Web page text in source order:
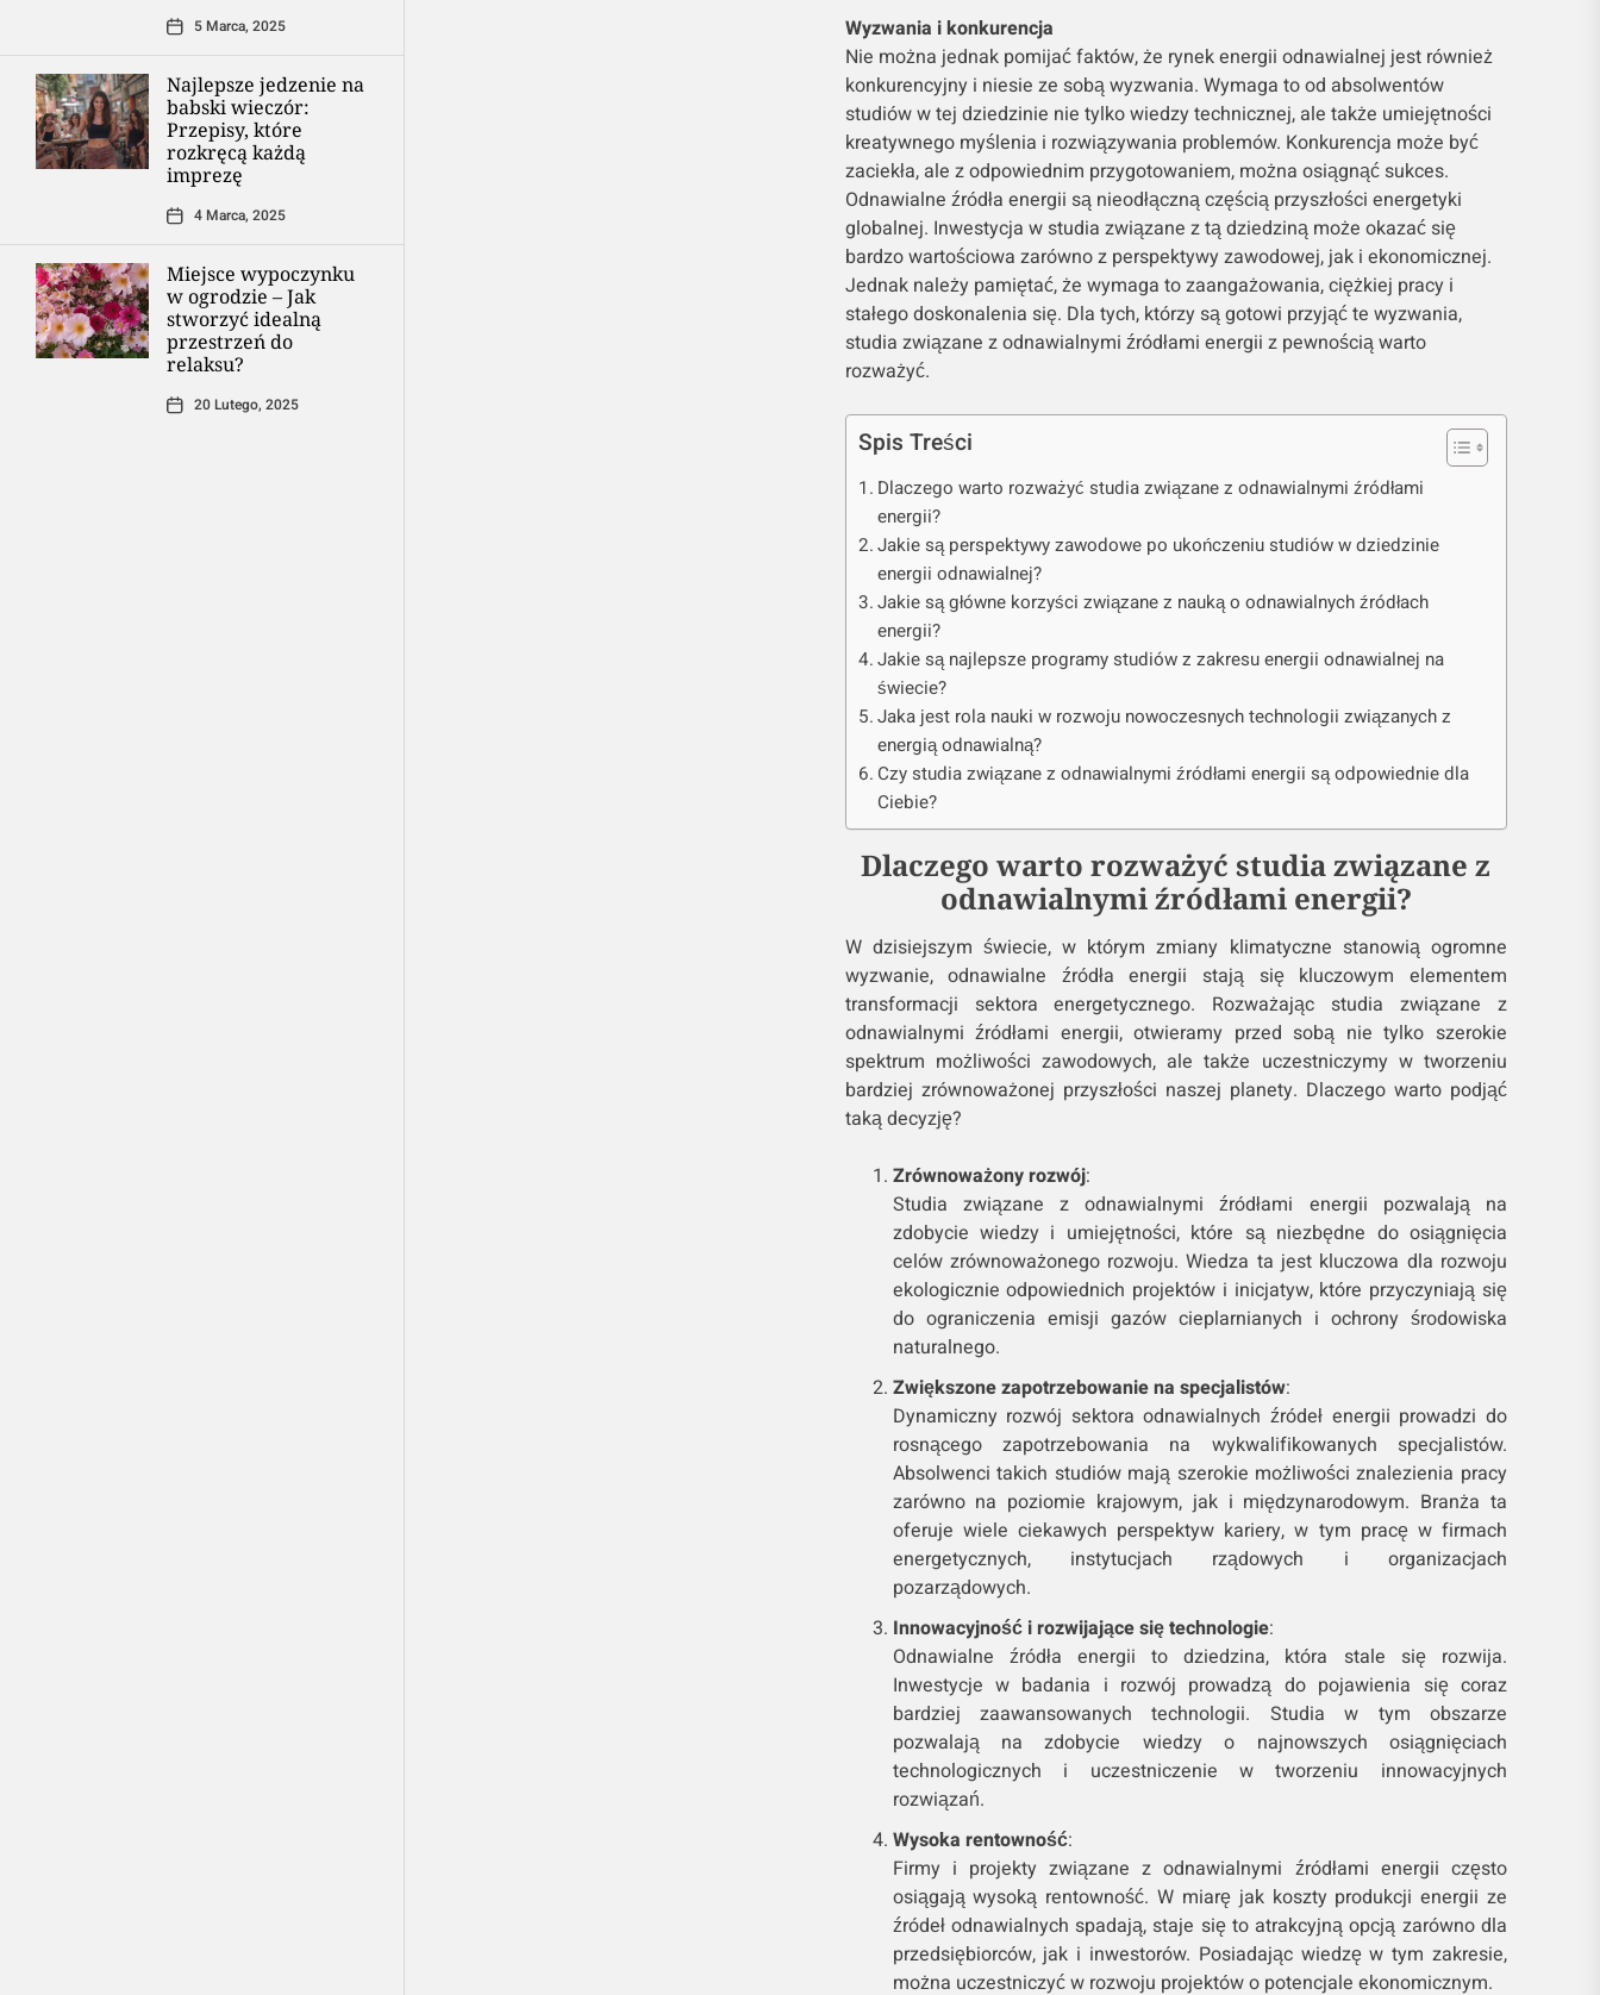
5 Marca, 2025
Najlepsze jedzenie na
babski wieczór:
Przepisy, które
rozkręcą każdą
imprezę
4 Marca, 2025
Miejsce wypoczynku
w ogrodzie – Jak
stworzyć idealną
przestrzeń do
relaksu?
20 Lutego, 2025
Wyzwania i konkurencja
Nie można jednak pomijać faktów, że rynek energii odnawialnej jest również
konkurencyjny i niesie ze sobą wyzwania. Wymaga to od absolwentów
studiów w tej dziedzinie nie tylko wiedzy technicznej, ale także umiejętności
kreatywnego myślenia i rozwiązywania problemów. Konkurencja może być
zaciekła, ale z odpowiednim przygotowaniem, można osiągnąć sukces.
Odnawialne źródła energii są nieodłączną częścią przyszłości energetyki
globalnej. Inwestycja w studia związane z tą dziedziną może okazać się
bardzo wartościowa zarówno z perspektywy zawodowej, jak i ekonomicznej.
Jednak należy pamiętać, że wymaga to zaangażowania, ciężkiej pracy i
stałego doskonalenia się. Dla tych, którzy są gotowi przyjąć te wyzwania,
studia związane z odnawialnymi źródłami energii z pewnością warto
rozważyć.
Spis Treści
Dlaczego warto rozważyć studia związane z odnawialnymi źródłami
energii?
Jakie są perspektywy zawodowe po ukończeniu studiów w dziedzinie
energii odnawialnej?
Jakie są główne korzyści związane z nauką o odnawialnych źródłach
energii?
Jakie są najlepsze programy studiów z zakresu energii odnawialnej na
świecie?
Jaka jest rola nauki w rozwoju nowoczesnych technologii związanych z
energią odnawialną?
Czy studia związane z odnawialnymi źródłami energii są odpowiednie dla
Ciebie?
Dlaczego warto rozważyć studia związane z
odnawialnymi źródłami energii?
W dzisiejszym świecie, w którym zmiany klimatyczne stanowią ogromne
wyzwanie, odnawialne źródła energii stają się kluczowym elementem
transformacji sektora energetycznego. Rozważając studia związane z
odnawialnymi źródłami energii, otwieramy przed sobą nie tylko szerokie
spektrum możliwości zawodowych, ale także uczestniczymy w tworzeniu
bardziej zrównoważonej przyszłości naszej planety. Dlaczego warto podjąć
taką decyzję?
Zrównoważony rozwój:
Studia związane z odnawialnymi źródłami energii pozwalają na
zdobycie wiedzy i umiejętności, które są niezbędne do osiągnięcia
celów zrównoważonego rozwoju. Wiedza ta jest kluczowa dla rozwoju
ekologicznie odpowiednich projektów i inicjatyw, które przyczyniają się
do ograniczenia emisji gazów cieplarnianych i ochrony środowiska
naturalnego.
Zwiększone zapotrzebowanie na specjalistów:
Dynamiczny rozwój sektora odnawialnych źródeł energii prowadzi do
rosnącego zapotrzebowania na wykwalifikowanych specjalistów.
Absolwenci takich studiów mają szerokie możliwości znalezienia pracy
zarówno na poziomie krajowym, jak i międzynarodowym. Branża ta
oferuje wiele ciekawych perspektyw kariery, w tym pracę w firmach
energetycznych, instytucjach rządowych i organizacjach
pozarządowych.
Innowacyjność i rozwijające się technologie:
Odnawialne źródła energii to dziedzina, która stale się rozwija.
Inwestycje w badania i rozwój prowadzą do pojawienia się coraz
bardziej zaawansowanych technologii. Studia w tym obszarze
pozwalają na zdobycie wiedzy o najnowszych osiągnięciach
technologicznych i uczestniczenie w tworzeniu innowacyjnych
rozwiązań.
Wysoka rentowność:
Firmy i projekty związane z odnawialnymi źródłami energii często
osiągają wysoką rentowność. W miarę jak koszty produkcji energii ze
źródeł odnawialnych spadają, staje się to atrakcyjną opcją zarówno dla
przedsiębiorców, jak i inwestorów. Posiadając wiedzę w tym zakresie,
można uczestniczyć w rozwoju projektów o potencjale ekonomicznym.